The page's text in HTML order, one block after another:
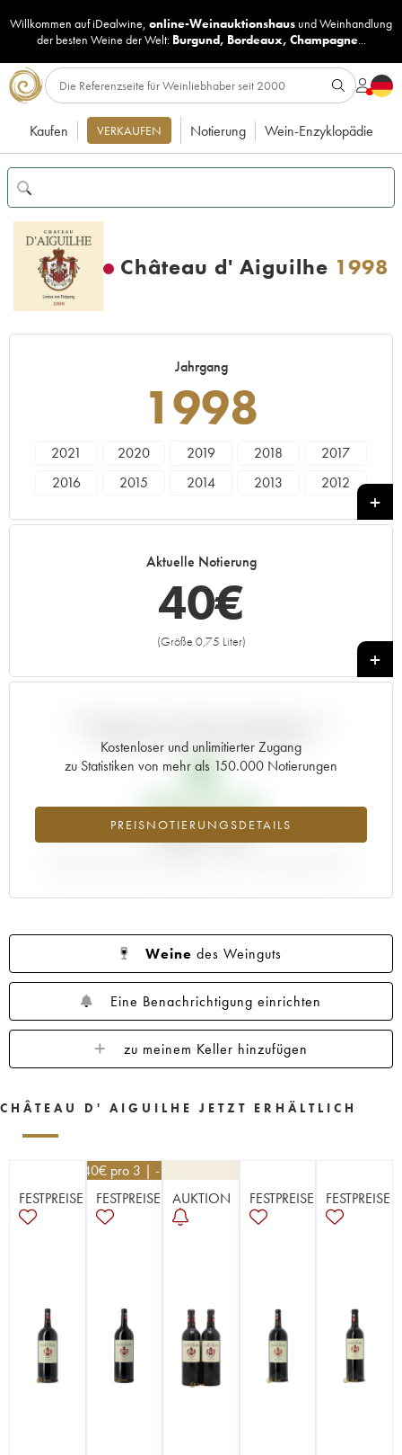
Willkommen auf iDealwine, online-Weinauktionshaus undWeinhandlung
der besten Weine der Welt: Burgund, Bordeaux, Champagne...
Kaufen VERKAUFEN Notierung Wein-Enzyklopädie
Château d' Aiguilhe 1998
Jahrgang
1998
2021 2020 2019 2018
2017
2016
2015 2014 2013
2012
2000 1999 1998
Aktuelle Notierung
40€
(Größe 0,75 Liter)
+
Kostenloser und unlimitierter Zugang
zu Statistiken von mehr als 150.000 Notierungen
PREISNOTIERUNGSDETAILS
VERGLEICH ZUM PRIMEUR-PREIS
8€
PRIMEUR-PREIS 1998
+406.13%
Weine des Weinguts
Eine Benachrichtigung einrichten
zu meinem Keller hinzufügen
CHÂTEAU D' AIGUILHE JETZT ERHÄLTLICH
FESTPREISE
32,40€ pro 3 | -10%
FESTPREISE
AUKTION FESTPREISE FESTPREISE